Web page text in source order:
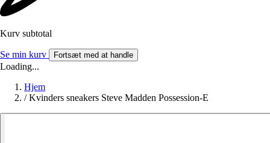
Kurv subtotal
Se min kurv Fortsæt med at handle
Loading...
Hjem
/ Kvinders sneakers Steve Madden Possession-E